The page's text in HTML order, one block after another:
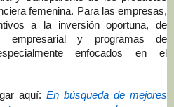
femenina. Para las empresas,
a la inversión oportuna, de
empresarial y programas de
enfocados en el
aquí: En búsqueda de mejores